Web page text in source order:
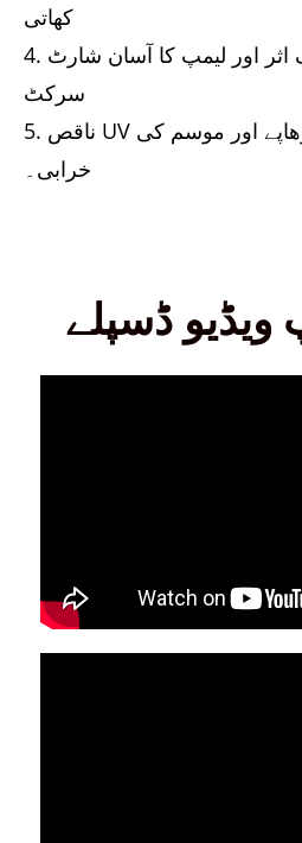
کھاتی
4. ناقص واٹر پروف اثر اور لیمپ کا آسان شارٹ
سرکٹ
5. ناقص UV تحفظ اور تیزی سے بڑھاپے اور موسم کی
خرابی۔
ویڈیو ڈسپلے